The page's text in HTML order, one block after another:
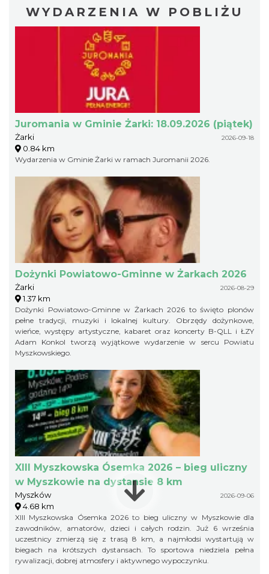
WYDARZENIA W POBLIŻU
Juromania w Gminie Żarki: 18.09.2026 (piątek)
Żarki 2026-09-18
0.84 km
Wydarzenia w Gminie Żarki w ramach Juromanii 2026.
Dożynki Powiatowo-Gminne w Żarkach 2026
Żarki 2026-08-29
1.37 km
Dożynki Powiatowo-Gminne w Żarkach 2026 to święto plonów
pełne tradycji, muzyki i lokalnej kultury. Obrzędy dożynkowe,
wieńce, występy artystyczne, kabaret oraz koncerty B-QLL i ŁZY
Adam Konkol tworzą wyjątkowe wydarzenie w sercu Powiatu
Myszkowskiego.
XIII Myszkowska Ósemka 2026 – bieg uliczny
w Myszkowie na dystansie 8 km
Myszków 2026-09-06
4.68 km
XIII Myszkowska Ósemka 2026 to bieg uliczny w Myszkowie dla
zawodników, amatorów, dzieci i całych rodzin. Już 6 września
uczestnicy zmierzą się z trasą 8 km, a najmłodsi wystartują w
biegach na krótszych dystansach. To sportowa niedziela pełna
rywalizacji, dobrej atmosfery i aktywnego wypoczynku.